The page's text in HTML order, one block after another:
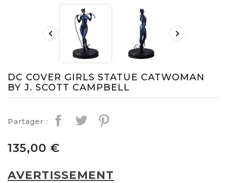
 
DC COVER GIRLS STATUE CATWOMAN
BY J. SCOTT CAMPBELL
Partager :
135,00 €
AVERTISSEMENT